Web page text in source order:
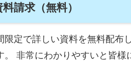
料請求（無料）
限定で詳しい資料を無料配布
。 非常にわかりやすいと皆様